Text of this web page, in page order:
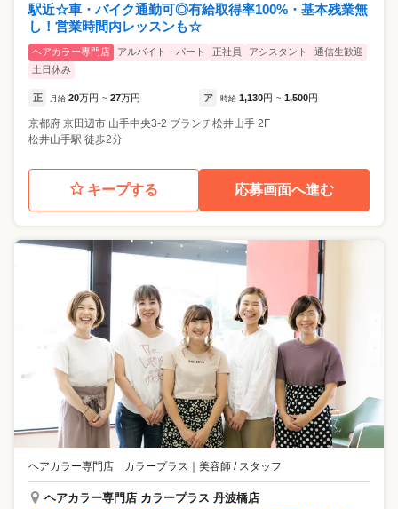
駅近☆車・バイク通勤可◎有給取得率100%・基本残業無
し！営業時間内レッスンも☆
ヘアカラー専門店 アルバイト・パート 正社員 アシスタント
通信生歓迎
土日休み
正 月給 20万円 ~ 27万円 ア 時給 1,130円 ~ 1,500円
京都府 京田辺市 山手中央3-2 ブランチ松井山手 2F
松井山手駅 徒歩2分
キープする 応募画面へ進む
ヘアカラー専門店 カラープラス ｜ 美容師 / スタッフ
ヘアカラー専門店 カラープラス 丹波橋店